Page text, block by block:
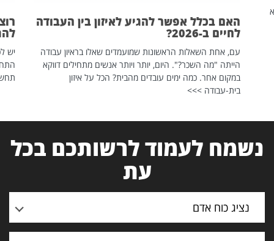
האם בכלל אפשר להגיע לאיזון בין העבודה
לחיים ב-2026?
עם, אחת השאלות הראשונות שמועמדים שאלו בראיון עבודה
הייתה "מה השכר?". היום, יותר ויותר אנשים מתחילים דווקא
במקום אחר. כמה ימים עובדים מהבית? הכל על איזון
בית-עבודה >>>
יש
נשמח לעמוד לרשותכם בכל
עת
נציג כוח אדם